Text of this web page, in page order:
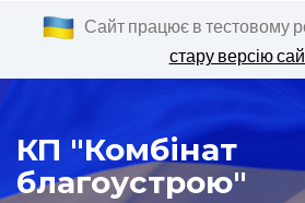
Сайт працює в тестовому
стару версію
КП "Комбінат
благоустрою"